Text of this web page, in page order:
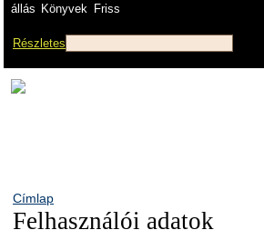
állás Könyvek Friss
Részletes
Címlap
Felhasználói adatok